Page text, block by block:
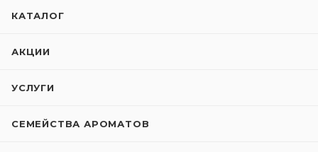
КАТАЛОГ
АКЦИИ
УСЛУГИ
СЕМЕЙСТВА АРОМАТОВ